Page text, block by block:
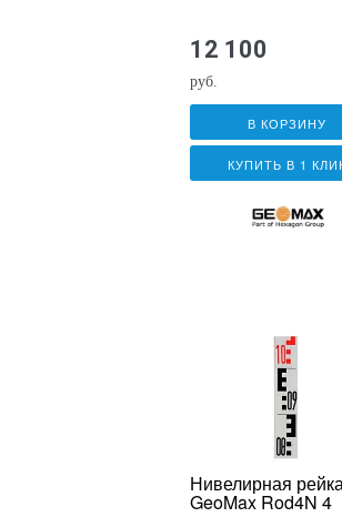
12 100
руб.
В КОРЗИНУ
КУПИТЬ В 1
Нивелирная
GeoMax Rod4N 4